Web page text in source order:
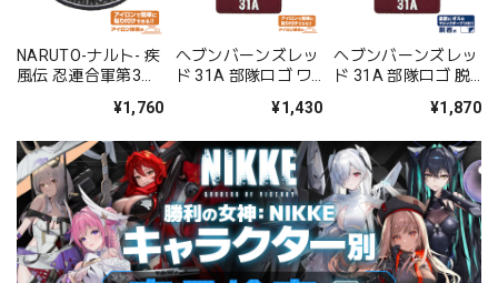
NARUTO-ナルト- 疾
風伝 忍連合軍第3部
¥1,760
ヘブンバーンズレッ
ド 31A 部隊ロゴ ワ
¥1,430
ヘブンバーンズレッ
ド 31A 部隊ロゴ 脱
¥1,870